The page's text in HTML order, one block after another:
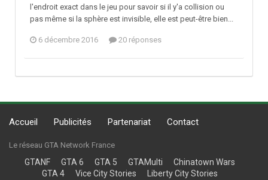
l'endroit exact dans le jeu pour savoir si il y'a collision ou
pas même si la sphère est invisible, elle est peut-être bien...
6 décembre 2016 20 réponses
Accueil Publicités Partenariat Contact
Le réseau GTA Network France
GTANF GTA 6 GTA 5 GTAMulti
Chinatown Wars
GTA 4
Vice City Stories Liberty City Stories